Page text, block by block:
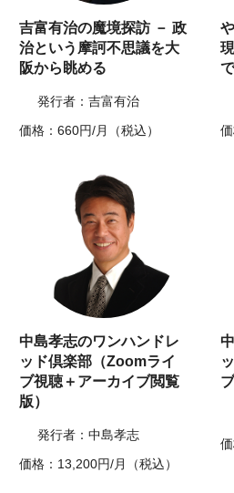
吉富有治の魔境探訪 － 政
治という摩訶不思議を大
阪から眺める
発行者：吉富有治
価格：660円/月（税込）
中島孝志のワンハンドレ
ッド倶楽部（Zoomライ
ブ視聴＋アーカイブ閲覧
版）
発行者：中島孝志
価格：13,200円/月（税込）